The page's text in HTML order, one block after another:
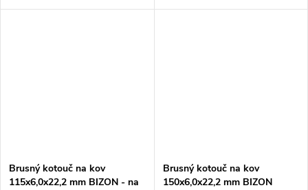
Brusný kotouč na kov
115x6,0x22,2 mm BIZON - na
Brusný kotouč na kov
150x6,0x22,2 mm BIZON